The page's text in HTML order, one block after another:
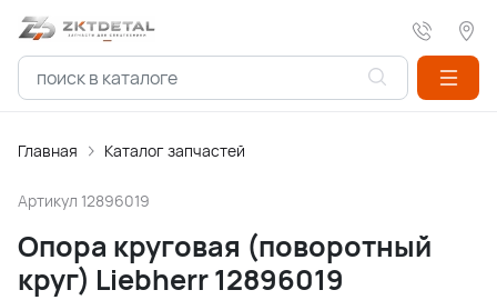
Главная Каталог запчастей
Артикул 12896019
Опора круговая (поворотный
круг) Liebherr 12896019